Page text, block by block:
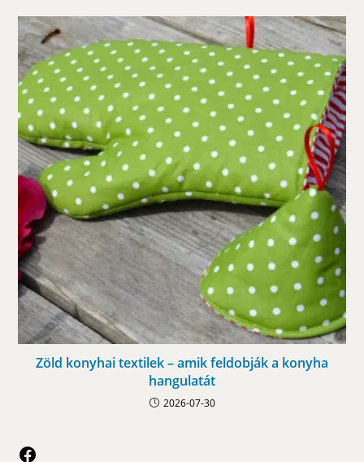
Zöld konyhai textilek – amik feldobják a konyha
hangulatát
2026-07-30
Facebook